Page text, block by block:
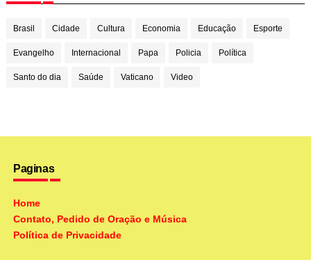
Brasil Cidade Cultura Economia Educação Esporte
Evangelho Internacional Papa Policia Política
Santo do dia Saúde Vaticano Video
Paginas
Home
Contato, Pedido de Oração e Música
Política de Privacidade